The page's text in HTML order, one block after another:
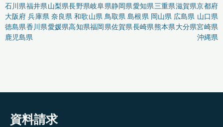
石川県福井県山梨県長野県岐阜県静岡県愛知県三重県滋賀県京都府
大阪府 兵庫県 奈良県 和歌山県 鳥取県 島根県 岡山県 広島県 山口県
徳島県香川県愛媛県高知県福岡県佐賀県長崎県熊本県大分県宮崎県
鹿児島県
沖縄県
資料請求